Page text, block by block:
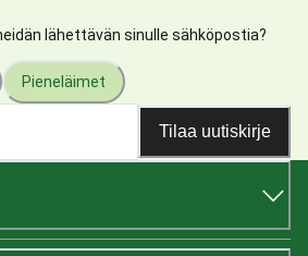
lähettävän sinulle sähköpostia?
Pieneläimet
Tilaa uutiskirje